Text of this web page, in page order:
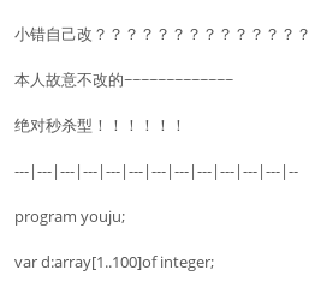
小错自己改？？？？？？？？？？？？？？
本人故意不改的~~~~~~~~~~~~~
绝对秒杀型！！！！！！
---|---|---|---|---|---|---|---|---|---|---|---|--
program youju;
var d:array[1..100]of integer;